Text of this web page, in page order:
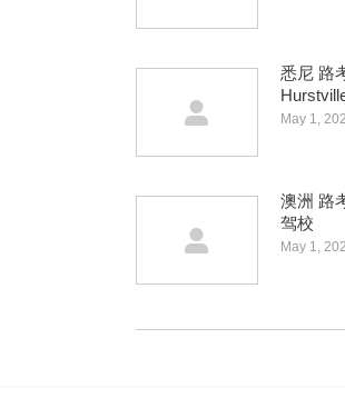
悉尼 路
May 1,
澳洲 路
驾校
May 1,